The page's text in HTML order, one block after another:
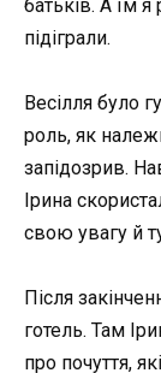
батьків. А їм
підіграли.
Весілля було
роль, як
запідозрив.
Ірина
свою увагу й
Після
готель. Там
про почуття,